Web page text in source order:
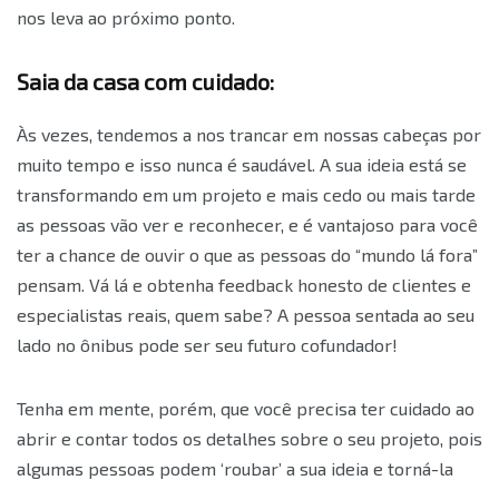
nos leva ao próximo ponto.
Saia da casa com cuidado:
Às vezes, tendemos a nos trancar em nossas cabeças por
muito tempo e isso nunca é saudável. A sua ideia está se
transformando em um projeto e mais cedo ou mais tarde
as pessoas vão ver e reconhecer, e é vantajoso para você
ter a chance de ouvir o que as pessoas do “mundo lá fora”
pensam. Vá lá e obtenha feedback honesto de clientes e
especialistas reais, quem sabe? A pessoa sentada ao seu
lado no ônibus pode ser seu futuro cofundador!
Tenha em mente, porém, que você precisa ter cuidado ao
abrir e contar todos os detalhes sobre o seu projeto, pois
algumas pessoas podem ‘roubar’ a sua ideia e torná-la